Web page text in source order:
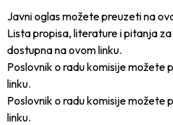
Javni oglas možete preuzeti na
Lista propisa, literature i pitanja
dostupna na ovom linku.
Poslovnik o radu komisije možete
linku.
Poslovnik o radu komisije možete
linku.